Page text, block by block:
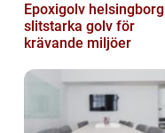
Epoxigolv helsingborg
slitstarka golv för
krävande miljöer